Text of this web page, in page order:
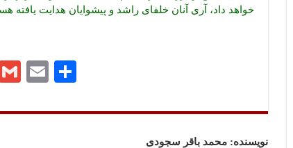
خواهد داد، آری آنان خلفای راشد و پیشوایان هدایت یافته‌
Te G
ail
E
ail تر
نویسنده: محمد باقر سجودی